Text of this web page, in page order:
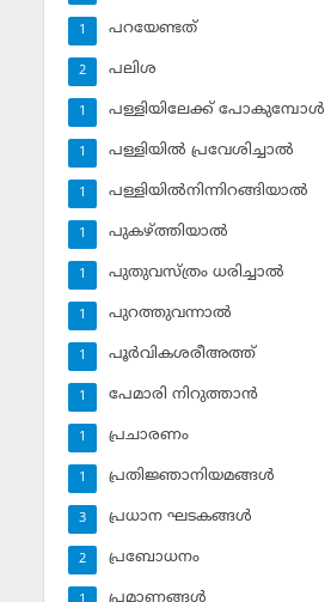
പറയേണ്ടത്
1
പലിശ
2
പള്ളിയിലേക്ക് പോകുമ്പോള്‍
1
പള്ളിയില്‍ പ്രവേശിച്ചാല്‍
1
പള്ളിയില്‍നിന്നിറങ്ങിയാല്‍
1
പുകഴ്ത്തിയാല്‍
1
പുതുവസ്ത്രം ധരിച്ചാല്‍
1
പുറത്തുവന്നാല്‍
1
പൂര്‍വികശരീഅത്ത്
1
പേമാരി നിറുത്താന്‍
1
പ്രചാരണം
1
പ്രതിജ്ഞാനിയമങ്ങള്‍
1
പ്രധാന ഘടകങ്ങള്‍
3
പ്രബോധനം
2